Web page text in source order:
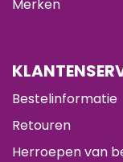
Merken
Bestelinformatie
Retouren
Herroepen van